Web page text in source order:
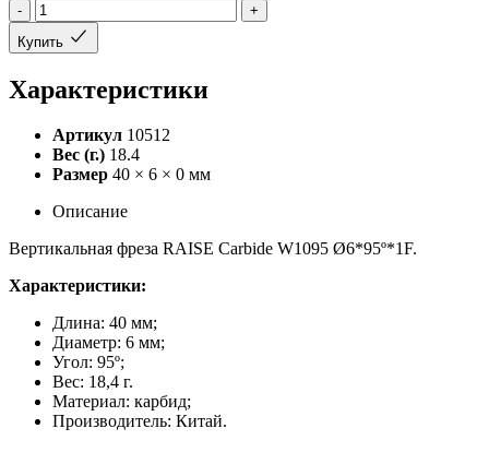
-
+
Купить
Характеристики
Артикул 10512
Вес (г.) 18.4
Размер 40 × 6 × 0 мм
Описание
Вертикальная фреза RAISE Carbide W1095 Ø6*95º*1F.
Характеристики:
Длина: 40 мм;
Диаметр: 6 мм;
Угол: 95º;
Вес: 18,4 г.
Материал: карбид;
Производитель: Китай.